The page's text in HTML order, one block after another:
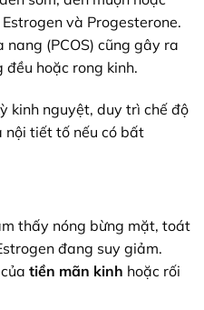
và Progesterone.
nang (PCOS) cũng gây ra
hoặc rong kinh.
kinh nguyệt, duy trì chế độ
nội tiết tố nếu có bất
thấy nóng bừng mặt, toát
đang suy giảm.
tiền mãn kinh hoặc rối